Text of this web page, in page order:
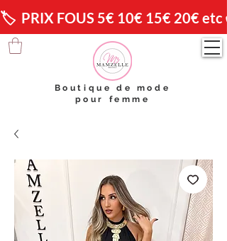
🏷️  PRIX FOUS 5€ 10€ 15€ 20€ etc
Boutique de mode
pour femme